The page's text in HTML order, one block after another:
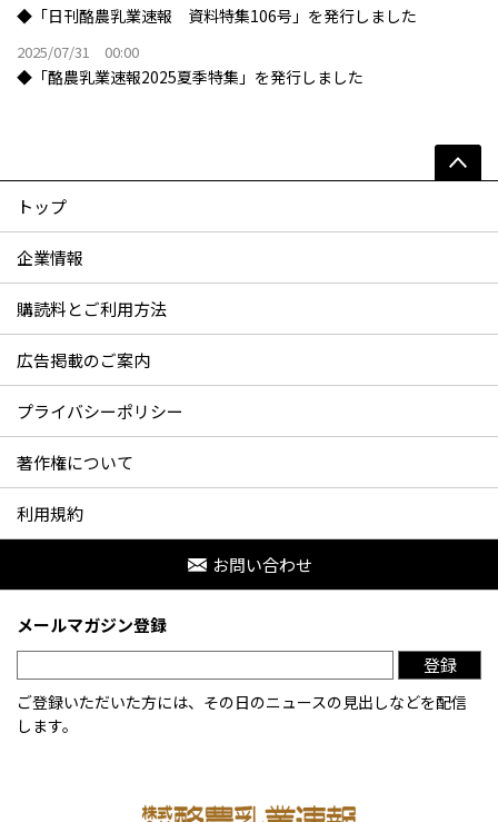
◆「日刊酪農乳業速報 資料特集106号」を発行しました
2025/07/31 00:00
◆「酪農乳業速報2025夏季特集」を発行しました
トップ
企業情報
購読料とご利用方法
広告掲載のご案内
プライバシーポリシー
著作権について
利用規約
お問い合わせ
メールマガジン登録
登録
ご登録いただいた方には、その日のニュースの見出しなどを配信
します。